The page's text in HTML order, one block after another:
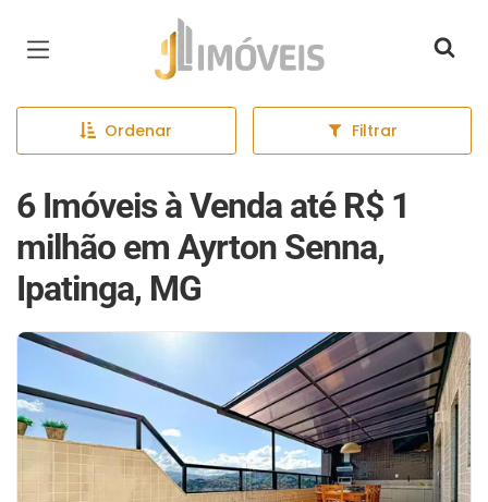
Página inicial
Ordenar Filtrar
6 Imóveis à Venda até R$ 1
milhão em Ayrton Senna,
Ipatinga, MG